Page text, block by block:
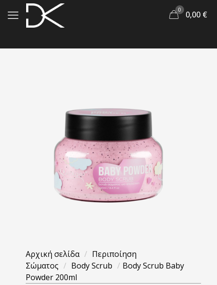
0 0,00 €
Αρχική σελίδα / Περιποίηση
Σώματος / Body Scrub / Body Scrub Baby
Powder 200ml